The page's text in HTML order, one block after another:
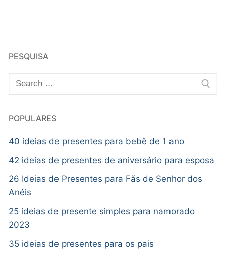
PESQUISA
POPULARES
40 ideias de presentes para bebê de 1 ano
42 ideias de presentes de aniversário para esposa
26 Ideias de Presentes para Fãs de Senhor dos
Anéis
25 ideias de presente simples para namorado
2023
35 ideias de presentes para os pais